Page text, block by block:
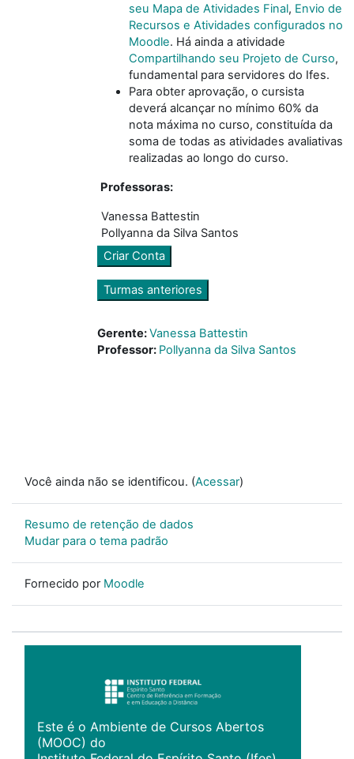
seu Mapa de Atividades Final, Envio de
Recursos e Atividades configurados no
Moodle. Há ainda a atividade
Compartilhando seu Projeto de Curso,
fundamental para servidores do Ifes.
Para obter aprovação, o cursista
deverá alcançar no mínimo 60% da
nota máxima no curso, constituída da
soma de todas as atividades avaliativas
realizadas ao longo do curso.
Professoras:
Vanessa Battestin
Pollyanna da Silva Santos
Criar Conta
Turmas anteriores
Gerente:Vanessa Battestin
Professor: Pollyanna da Silva Santos
Você ainda não se identificou. (Acessar)
Resumo de retenção de dados
Mudar para o tema padrão
Fornecido por Moodle
Este é o Ambiente de Cursos Abertos
(MOOC) do